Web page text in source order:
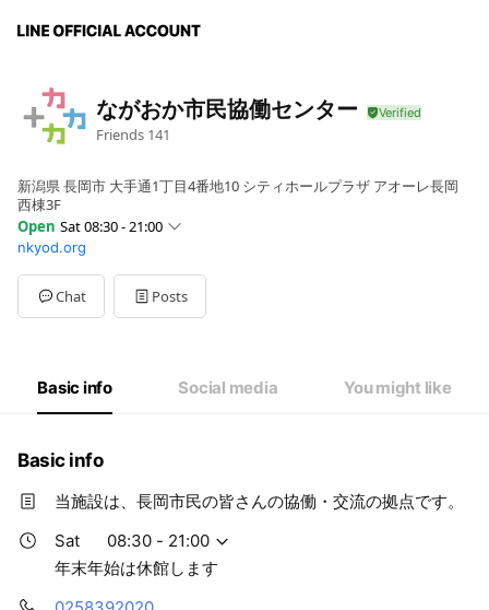
ながおか市民協働センター
Friends 141
新潟県 長岡市 大手通1丁目4番地10 シティホールプラザ アオーレ長岡
西棟3F
Open Sat 08:30 - 21:00
Sun08:30 - 21:00
Mon08:30 - 21:00
Tue08:30 - 21:00
Wed08:30 - 21:00
08:30 - 21:00
年末年始は休館します
nkyod.org
Chat Posts
Basic info Social media You might like
Basic info
当施設は、長岡市民の皆さんの協働・交流の拠点です。
Sat
08:30 - 21:00
年末年始は休館します